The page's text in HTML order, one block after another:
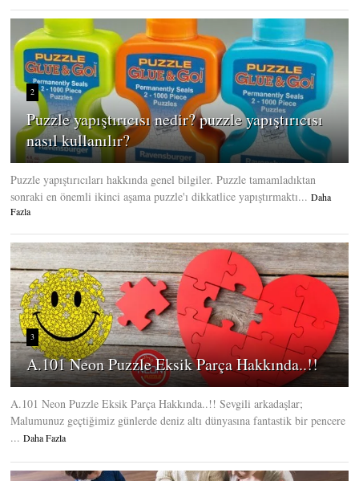
2
Puzzle yapıştırıcısı nedir? puzzle yapıştırıcısı
nasıl kullanılır?
Puzzle yapıştırıcıları hakkında genel bilgiler. Puzzle tamamladıktan
sonraki en önemli ikinci aşama puzzle'ı dikkatlice yapıştırmaktı... Daha
Fazla
3
A.101 Neon Puzzle Eksik Parça Hakkında..!!
A.101 Neon Puzzle Eksik Parça Hakkında..!! Sevgili arkadaşlar;
Malumunuz geçtiğimiz günlerde deniz altı dünyasına fantastik bir pencere
... Daha Fazla